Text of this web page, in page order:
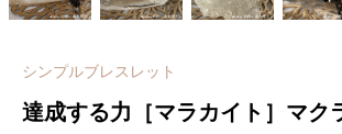
シンプルブレスレット
達成する力［マラカイト］マク